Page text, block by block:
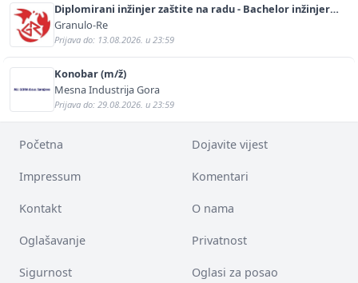
Diplomirani inžinjer zaštite na radu - Bachelor inžinjer
sigurnosti i pomoći (m/ž)
Granulo-Re
Prijava do: 13.08.2026. u 23:59
Konobar (m/ž)
Mesna Industrija Gora
Prijava do: 29.08.2026. u 23:59
Početna Dojavite vijest
Impressum Komentari
Kontakt O nama
Oglašavanje Privatnost
Sigurnost Oglasi za posao